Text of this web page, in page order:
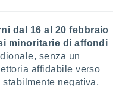
dal 16 al 20 febbraio
minoritarie di affondi
senza un
affidabile verso
stabilmente negativa,